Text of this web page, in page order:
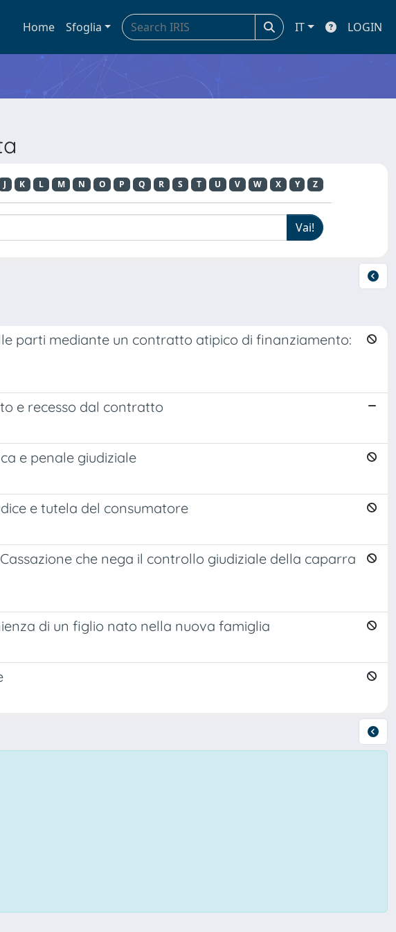
Home Sfoglia IT LOGIN
J K L M N O P Q R S T U V W X Y Z
parti mediante un contratto atipico di finanziamento:
e recesso dal contratto
e penale giudiziale
e tutela del consumatore
che nega il controllo giudiziale della caparra
di un figlio nato nella nuova famiglia